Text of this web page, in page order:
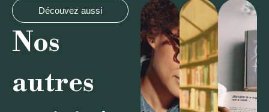
Découvez aussi
Nos
autres